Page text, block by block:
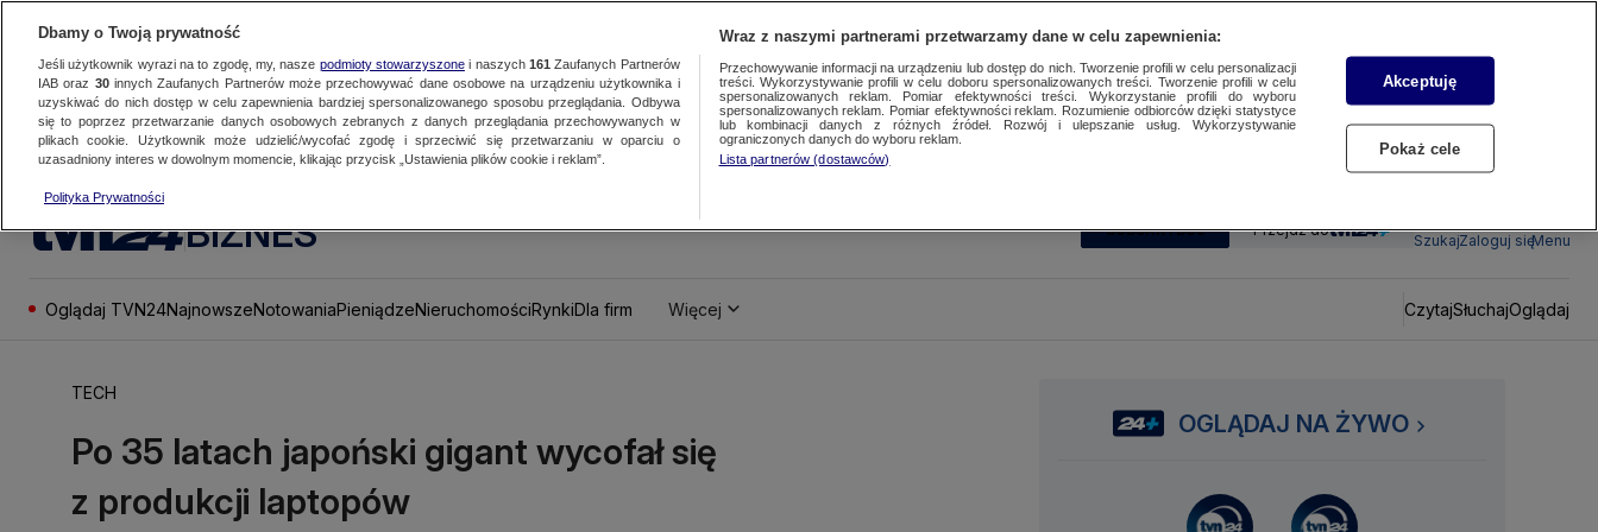
BIZNES SUBSKRYBUJ Przejdź do
SzukajZaloguj sięMenu
Oglądaj TVN24NajnowszeNotowaniaPieniądzeNieruchomościRynkiDla firm Więcej CzytajSłuchajOglądaj
TECH
Po 35 latach japoński gigant wycofał się
z produkcji laptopów
OGLĄDAJ NA ŻYWO
Dbamy o Twoją prywatność
Jeśli użytkownik wyrazi na to zgodę, my, nasze podmioty stowarzyszonei naszych 161 Zaufanych Partnerów
IAB oraz 30innych Zaufanych Partnerów może przechowywać dane osobowe na urządzeniu użytkownika i
uzyskiwać do nich dostęp w celu zapewnienia bardziej spersonalizowanego sposobu przeglądania. Odbywa
się to poprzez przetwarzanie danych osobowych zebranych z danych przeglądania przechowywanych w
plikach cookie. Użytkownik może udzielić/wycofać zgodę i sprzeciwić się przetwarzaniu w oparciu o
uzasadniony interes w dowolnym momencie, klikając przycisk „Ustawienia plików cookie i reklam”.
Polityka Prywatności
Wraz z naszymi partnerami przetwarzamy dane w celu zapewnienia:
Przechowywanie informacji na urządzeniu lub dostęp do nich. Tworzenie profili w celu personalizacji
treści. Wykorzystywanie profili w celu doboru spersonalizowanych treści. Tworzenie profili w celu
spersonalizowanych reklam. Pomiar efektywności treści. Wykorzystanie profili do wyboru
spersonalizowanych reklam. Pomiar efektywności reklam. Rozumienie odbiorców dzięki statystyce
lub kombinacji danych z różnych źródeł. Rozwój i ulepszanie usług. Wykorzystywanie
ograniczonych danych do wyboru reklam.
Lista partnerów (dostawców)
Akceptuję
Pokaż cele